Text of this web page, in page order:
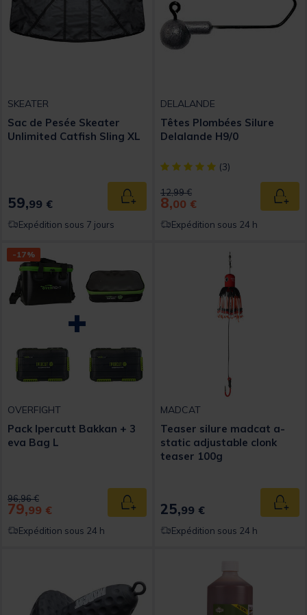
SKEATER
Sac de Pesée Skeater
Unlimited Catfish Sling XL
59,99 € Ajouter au panier
Expédition sous 7 jours
DELALANDE
Têtes Plombées Silure
Delalande H9/0
[object Object] out of 5
(3)
Price reduced from
12,99 €to
8,00 €
Expédition sous 24 h
-17%
OVERFIGHT
Pack Ipercutt Bakkan + 3
eva Bag L
Price reduced from
96,96 €to
79,99 € Ajouter au panier
Expédition sous 24 h
MADCAT
Teaser silure madcat a-
static adjustable clonk
teaser 100g
25,99 €
Expédition sous 24 h